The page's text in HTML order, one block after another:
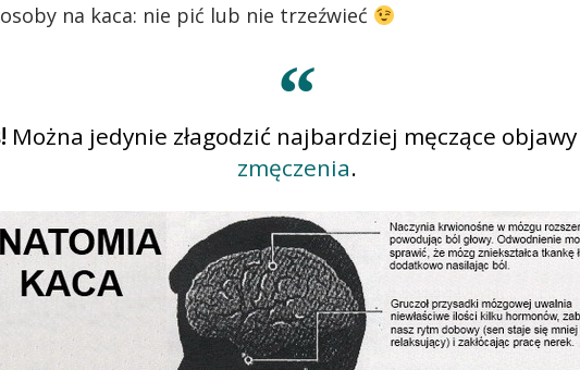
na kaca: nie pić lub nie trzeźwieć
Można jedynie złagodzić najbardziej męczące
zmęczenia.